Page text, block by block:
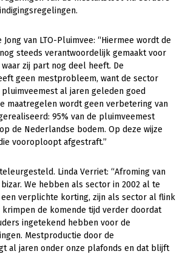
van LTO-Pluimvee: “Hiermee wordt de
steeds verantwoordelijk gemaakt voor
zij part nog deel heeft. De
geen mestprobleem, want de sector
al jaren geleden goed
maatregelen wordt geen verbetering van
95% van de pluimveemest
de Nederlandse bodem. Op deze wijze
vooroploopt afgestraft.”
Linda Verriet: “Afroming van
We hebben als sector in 2002 al te
een verplichte korting, zijn als sector al flink
de komende tijd verder doordat
ingetekend hebben voor de
Mestproductie door de
al jaren onder onze plafonds en dat blijft